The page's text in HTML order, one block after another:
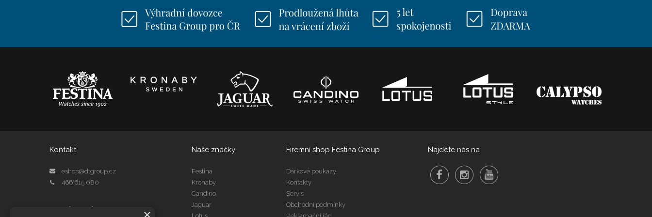
Kontakt
eshop@dtgroup.cz
466 615 080
Kontakt Servis
Naše značky
Festina
Kronaby
Candino
Jaguar
Firemní shop Festina Group
Dárkové poukazy
Kontakty
Servis
Obchodní podmínky
Najdete nás na